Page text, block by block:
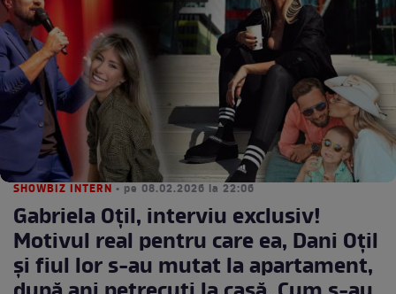
SHOWBIZ INTERN • pe 08.02.2026 la 22:06
Gabriela Oțil, interviu exclusiv!
Motivul real pentru care ea, Dani Oțil
și fiul lor s-au mutat la apartament,